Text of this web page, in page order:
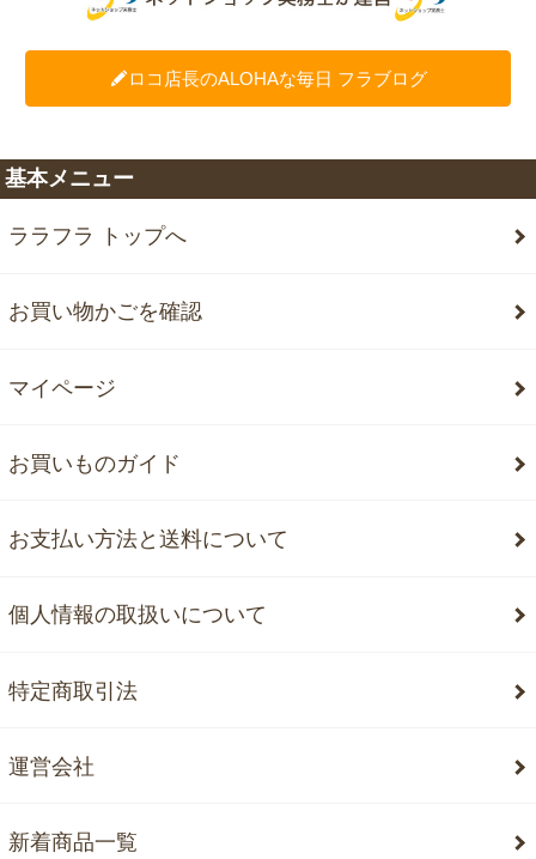
ロコ店長のALOHAな毎日 フラブログ
基本メニュー
ララフラ トップへ
お買い物かごを確認
マイページ
お買いものガイド
お支払い方法と送料について
個人情報の取扱いについて
特定商取引法
運営会社
新着商品一覧